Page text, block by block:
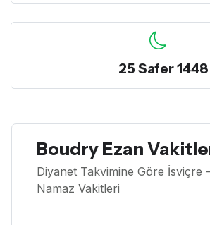
25 Safer 1448
Boudry Ezan
Diyanet Takvimine Göre İsviçre
Namaz Vakitleri